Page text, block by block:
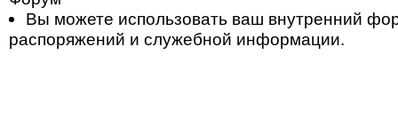
Вы можете использовать ваш внутренний
распоряжений и служебной информации.